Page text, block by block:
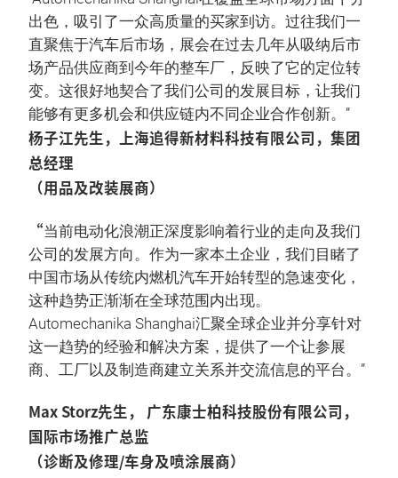
出色，吸引了一众高质量的买家到访。过往我们一
直聚焦于汽车后市场，展会在过去几年从吸纳后市
场产品供应商到今年的整车厂，反映了它的定位转
变。这很好地契合了我们公司的发展目标，让我们
能够有更多机会和供应链内不同企业合作创新。”
杨子江先生，上海追得新材料科技有限公司，集团
总经理
（用品及改装展商）
“当前电动化浪潮正深度影响着行业的走向及我们
公司的发展方向。作为一家本土企业，我们目睹了
中国市场从传统内燃机汽车开始转型的急速变化，
这种趋势正渐渐在全球范围内出现。
Automechanika Shanghai汇聚全球企业并分享针对
这一趋势的经验和解决方案，提供了一个让参展
商、工厂以及制造商建立关系并交流信息的平台。”
Max Storz先生， 广东康士柏科技股份有限公司，
国际市场推广总监
（诊断及修理/车身及喷涂展商）